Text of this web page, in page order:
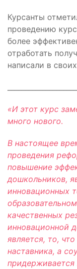
Курсанты
проведению
более
отработать
написали в
«И этот курс
много нового.
В настоящее
проведения
повышение
дошкольников,
инновационных
качественных
инновационной
является, то,
наставника, а